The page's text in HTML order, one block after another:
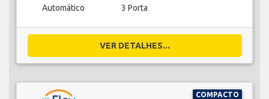
Automático 3 Porta
VER DETALHES...
COMPACTO